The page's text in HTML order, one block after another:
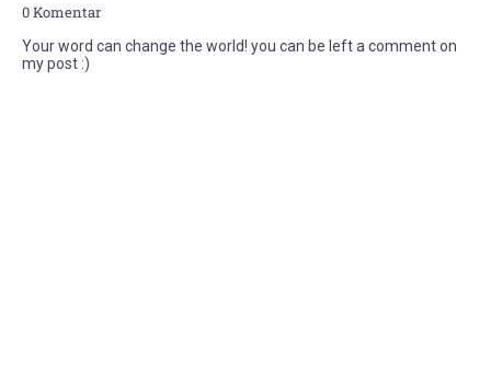
0 Komentar
Your word can change the world! you can be left a comment on
my post :)